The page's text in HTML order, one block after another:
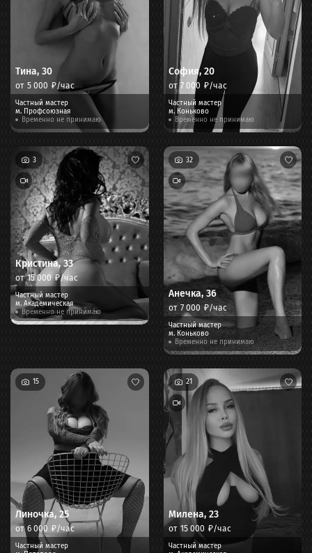
Тина, 30
от 5 000 ₽/час
Частный мастер
м. Профсоюзная
Временно не принимаю
София, 20
от7 000 ₽/час
Частный мастер
м. Коньково
Временно не принимаю
Кристина,33
от15 000₽/час
Частный мастер
м. Академическая
Временно не принимаю
3
Анечка, 36
от 7 000 ₽/час
Частный мастер
м. Коньково
Временно не принимаю
32
Линочка, 25
от 6 000 ₽/час
Частный мастер
15
Милена, 23
от 15 000 ₽/час
Частный мастер
21